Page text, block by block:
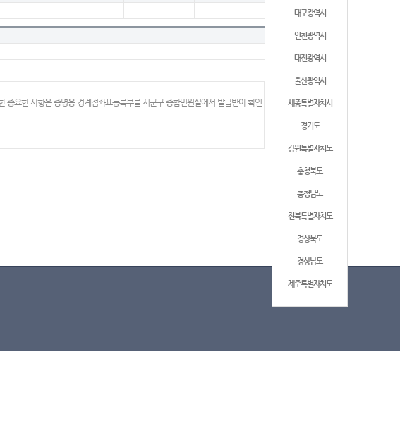
대구광역시
인천광역시
대전광역시
울산광역시
세종특별자치시
경기도
강원특별자치도
충청북도
충청남도
전북특별자치도
경상북도
경상남도
제주특별자치도
요한 사항은 증명용 경계점좌표등록부를 시군구 종합민원실에서 발급받아 확인